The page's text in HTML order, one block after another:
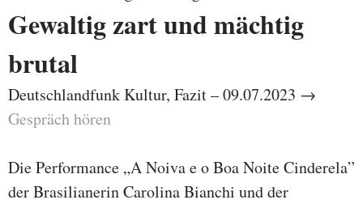
Gewaltig zart und mächtig
brutal
Deutschlandfunk Kultur, Fazit – 09.07.2023 →
Gespräch hören
Die Performance „A Noiva e o Boa Noite Cinderela”
der Brasilianerin Carolina Bianchi und der